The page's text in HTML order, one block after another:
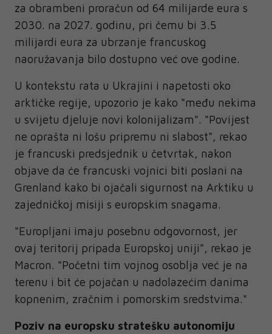
za obrambeni proračun od 64 milijarde eura s
2030. na 2027. godinu, pri čemu bi 3.5
milijardi eura za ubrzanje francuskog
naoružavanja bilo dostupno već ove godine.
U kontekstu rata u Ukrajini i napetosti oko
arktičke regije, upozorio je kako "među nekima
u svijetu djeluje novi kolonijalizam". "Povijest
ne oprašta ni lošu pripremu ni slabost", rekao
je francuski predsjednik u četvrtak, nakon
objave da će francuski vojnici biti poslani na
Grenland kako bi ojačali sigurnost na Arktiku u
zajedničkoj misiji s europskim snagama.
"Europljani imaju posebnu odgovornost, jer
ovaj teritorij pripada Europskoj uniji", rekao je
Macron. "Početni tim vojnog osoblja već je na
terenu i bit će pojačan u nadolazećim danima
kopnenim, zračnim i pomorskim sredstvima."
Poziv na europsku stratešku autonomiju